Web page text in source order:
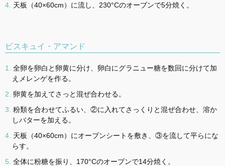
天板（40×60cm）に流し、230°Cのオーブンで5分焼く。
ビスキュイ・アマンド
全卵を卵白と卵黄に分け、卵白にグラニュー糖を数回に分けて加
えメレンゲを作る。
卵黄を加えてさっと混ぜ合わせる。
粉類を合わせてふるい、②に入れてさっくりと混ぜ合わせ、溶か
しバターを加える。
天板（40×60cm）にオーブンシートを敷き、③を流して平らにな
らす。
全体に粉糖を振り、170°Cのオーブンで14分焼く。